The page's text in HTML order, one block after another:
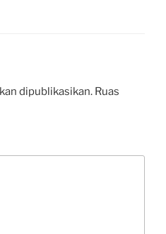
dipublikasikan. Ruas